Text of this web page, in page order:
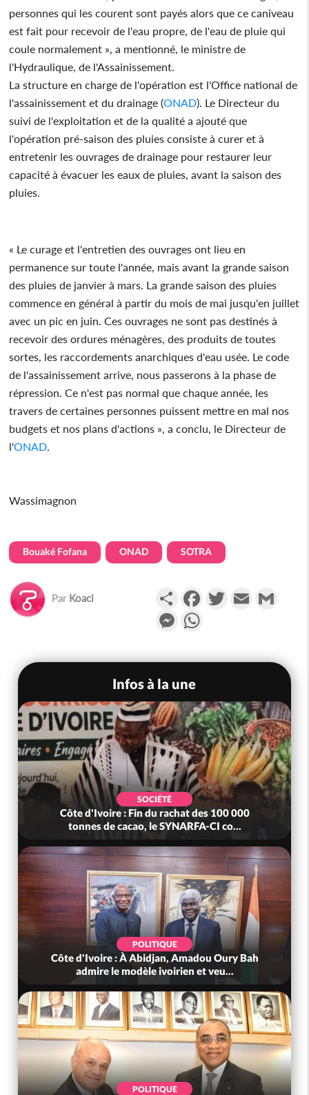
personnes qui les courent sont payés alors que ce caniveau
est fait pour recevoir de l'eau propre, de l'eau de pluie qui
coule normalement », a mentionné, le ministre de
l'Hydraulique, de l'Assainissement.
La structure en charge de l'opération est l'Office national de
l'assainissement et du drainage (ONAD). Le Directeur du
suivi de l'exploitation et de la qualité a ajouté que
l'opération pré-saison des pluies consiste à curer et à
entretenir les ouvrages de drainage pour restaurer leur
capacité à évacuer les eaux de pluies, avant la saison des
pluies.
« Le curage et l'entretien des ouvrages ont lieu en
permanence sur toute l'année, mais avant la grande saison
des pluies de janvier à mars. La grande saison des pluies
commence en général à partir du mois de mai jusqu'en juillet
avec un pic en juin. Ces ouvrages ne sont pas destinés à
recevoir des ordures ménagères, des produits de toutes
sortes, les raccordements anarchiques d'eau usée. Le code
de l'assainissement arrive, nous passerons à la phase de
répression. Ce n'est pas normal que chaque année, les
travers de certaines personnes puissent mettre en mal nos
budgets et nos plans d'actions », a conclu, le Directeur de
l'ONAD.
Wassimagnon
Bouaké Fofana ONAD SOTRA
Par Koaci PartagerFacebookTwitterEmail
Messenger
Infos à la une
SOCIÉTÉ
Côte d'Ivoire : Fin du rachat des 100 000
tonnes de cacao, le SYNARFA-CI co...
POLITIQUE
Côte d'Ivoire : À Abidjan, Amadou Oury Bah
admire le modèle ivoirien et veu...
POLITIQUE